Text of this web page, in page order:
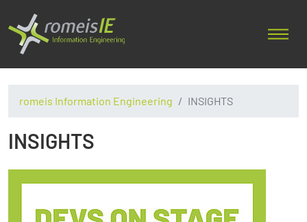
romeis Information Engineering INSIGHTS
INSIGHTS